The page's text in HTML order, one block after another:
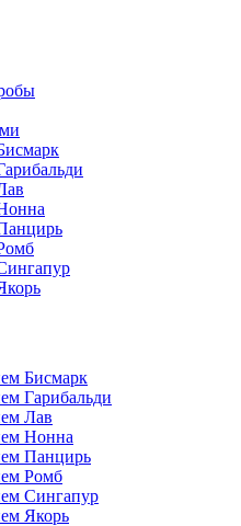
Бисмарк
Гарибальди
Лав
Нонна
Панцирь
Ромб
Сингапур
Якорь